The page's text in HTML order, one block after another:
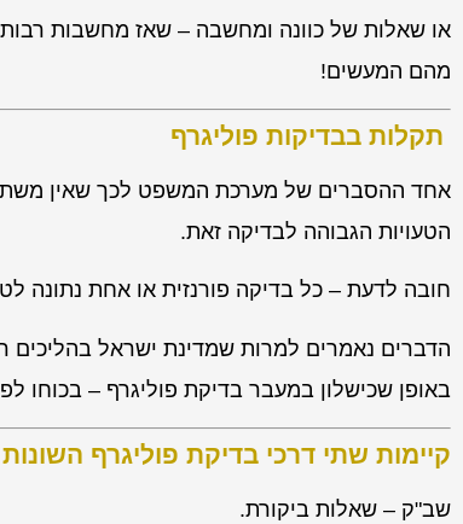
או שאלות של כוונה ומחשבה – שאז מחשבות
מהם המעשים!
תקלות בבדיקות פוליגרף
אחד ההסברים של מערכת המשפט לכך שאין
הטעויות הגבוהה לבדיקה זאת.
חובה לדעת – כל בדיקה פורנזית או אחת נתונה
הדברים נאמרים למרות שמדינת ישראל בהליכים
באופן שכישלון במעבר בדיקת פוליגרף – בכוחו
קיימות שתי דרכי בדיקת פוליגרף
שב"ק – שאלות ביקורת.